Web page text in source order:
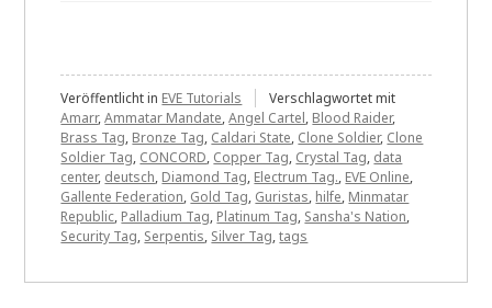
Veröffentlicht in EVE Tutorials
Verschlagwortet mit
Amarr,Ammatar Mandate,Angel Cartel, Blood Raider,
Brass Tag, Bronze Tag, Caldari State, Clone Soldier, Clone
Soldier Tag, CONCORD, Copper Tag, Crystal Tag, data
center, deutsch, Diamond Tag, Electrum Tag., EVE Online,
Gallente Federation, Gold Tag, Guristas, hilfe, Minmatar
Republic, Palladium Tag, Platinum Tag, Sansha's Nation,
Security Tag, Serpentis, Silver Tag,tags